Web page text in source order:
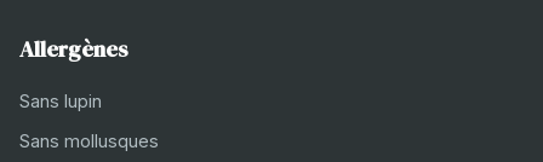
Allergènes
Sans lupin
Sans mollusques